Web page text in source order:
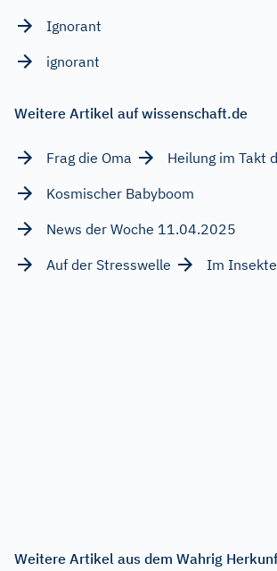
Ignorant
ignorant
Weitere Artikel auf wissenschaft.de
Frag die Oma
Heilung im Takt
Kosmischer Babyboom
News der Woche 11.04.2025
Auf der Stresswelle
Im
Weitere Artikel aus dem Wahrig